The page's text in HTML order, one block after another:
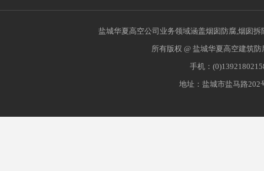
盐城华夏高空公司业务领域涵盖烟囱防腐,烟囱
所有版权 @ 盐城华夏高空建筑
手机：
地址：盐城市盐马路202